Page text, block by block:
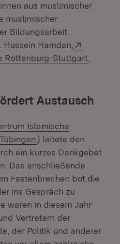
aus muslimischer
muslimischer
Bildungsarbeit
Hamdan,
Rottenburg-Stuttgart
Austausch
Islamische
(Öffnet in neuem
) leitete den
ein kurzes Dankgebet
Das anschließende
Fastenbrechen bot die
ins Gespräch zu
waren in diesem Jahr
Vertretern der
der Politik und anderer